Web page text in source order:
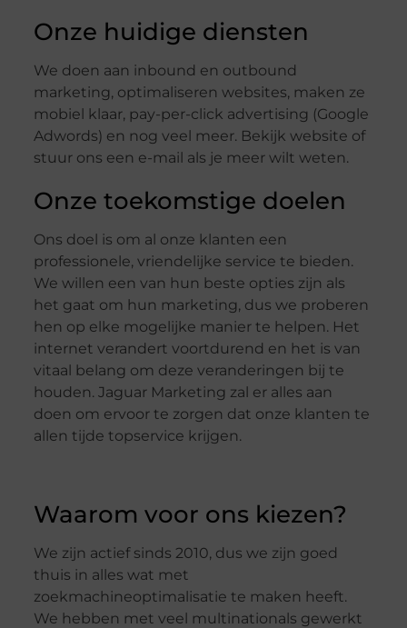
Onze huidige diensten
We doen aan inbound en outbound
marketing, optimaliseren websites, maken ze
mobiel klaar, pay-per-click advertising (Google
Adwords) en nog veel meer. Bekijk website of
stuur ons een e-mail als je meer wilt weten.
Onze toekomstige doelen
Ons doel is om al onze klanten een
professionele, vriendelijke service te bieden.
We willen een van hun beste opties zijn als
het gaat om hun marketing, dus we proberen
hen op elke mogelijke manier te helpen. Het
internet verandert voortdurend en het is van
vitaal belang om deze veranderingen bij te
houden. Jaguar Marketing zal er alles aan
doen om ervoor te zorgen dat onze klanten te
allen tijde topservice krijgen.
Waarom voor ons kiezen?
We zijn actief sinds 2010, dus we zijn goed
thuis in alles wat met
zoekmachineoptimalisatie te maken heeft.
We hebben met veel multinationals gewerkt